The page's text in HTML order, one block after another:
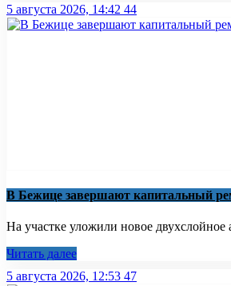
5 августа 2026, 14:42 44
В Бежице завершают капитальный
На участке уложили новое
Читать далее
5 августа 2026, 12:53 47